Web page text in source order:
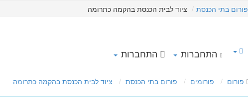
פורום בתי הכנסת ציוד לבית הכנסת בהקמה כתרומה
התחברות התחברות
פורום פורומים פורום בתי הכנסת ציוד לבית הכנסת בהקמה כתרומה